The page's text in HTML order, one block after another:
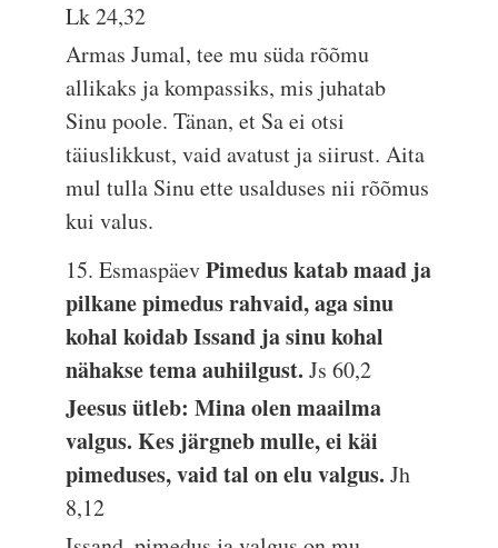
Lk 24,32
Armas Jumal, tee mu süda rõõmu
allikaks ja kompassiks, mis juhatab
Sinu poole. Tänan, et Sa ei otsi
täiuslikkust, vaid avatust ja siirust. Aita
mul tulla Sinu ette usalduses nii rõõmus
kui valus.
15. EsmaspäevPimedus katab maad ja
pilkane pimedus rahvaid, aga sinu
kohal koidab Issand ja sinu kohal
nähakse tema auhiilgust.Js 60,2
Jeesus ütleb: Mina olen maailma
valgus. Kes järgneb mulle, ei käi
pimeduses, vaid tal on elu valgus.Jh
8,12